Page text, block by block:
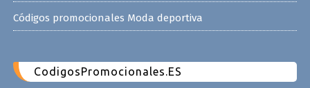
Códigos promocionales Moda deportiva
CodigosPromocionales.ES